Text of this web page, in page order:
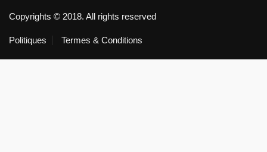
Copyrights © 2018. All rights reserved
Politiques Termes & Conditions